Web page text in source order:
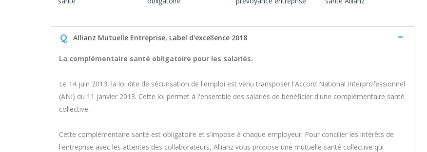
Q Allianz Mutuelle Entreprise, Label d'excellence 2018
La complémentaire santé obligatoire pour les salariés.
Le 14 juin 2013, la loi dite de sécurisation de l'emploi est venu transposer l'Accord National Interprofessionnel
(ANI) du 11 janvier 2013. Cette loi permet à l'ensemble des salariés de bénéficier d'une complémentaire santé
collective.
Cette complémentaire santé est obligatoire et s'impose à chaque employeur. Pour concilier les intérêts de
l'entreprise avec les attentes des collaborateurs, Allianz vous propose une mutuelle santé collective qui